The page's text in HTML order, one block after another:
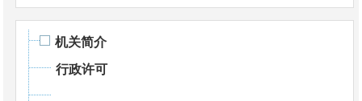
机关简介
行政许可